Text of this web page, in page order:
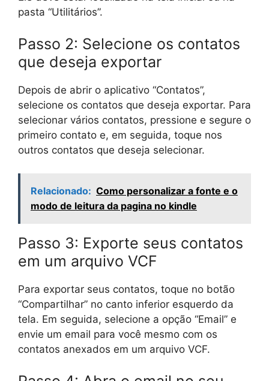
pasta “Utilitários”.
Passo 2: Selecione os contatos
que deseja exportar
Depois de abrir o aplicativo “Contatos”,
selecione os contatos que deseja exportar. Para
selecionar vários contatos, pressione e segure o
primeiro contato e, em seguida, toque nos
outros contatos que deseja selecionar.
Relacionado: Como personalizar a fonte e o
modo de leitura da pagina no kindle
Passo 3: Exporte seus contatos
em um arquivo VCF
Para exportar seus contatos, toque no botão
“Compartilhar” no canto inferior esquerdo da
tela. Em seguida, selecione a opção “Email” e
envie um email para você mesmo com os
contatos anexados em um arquivo VCF.